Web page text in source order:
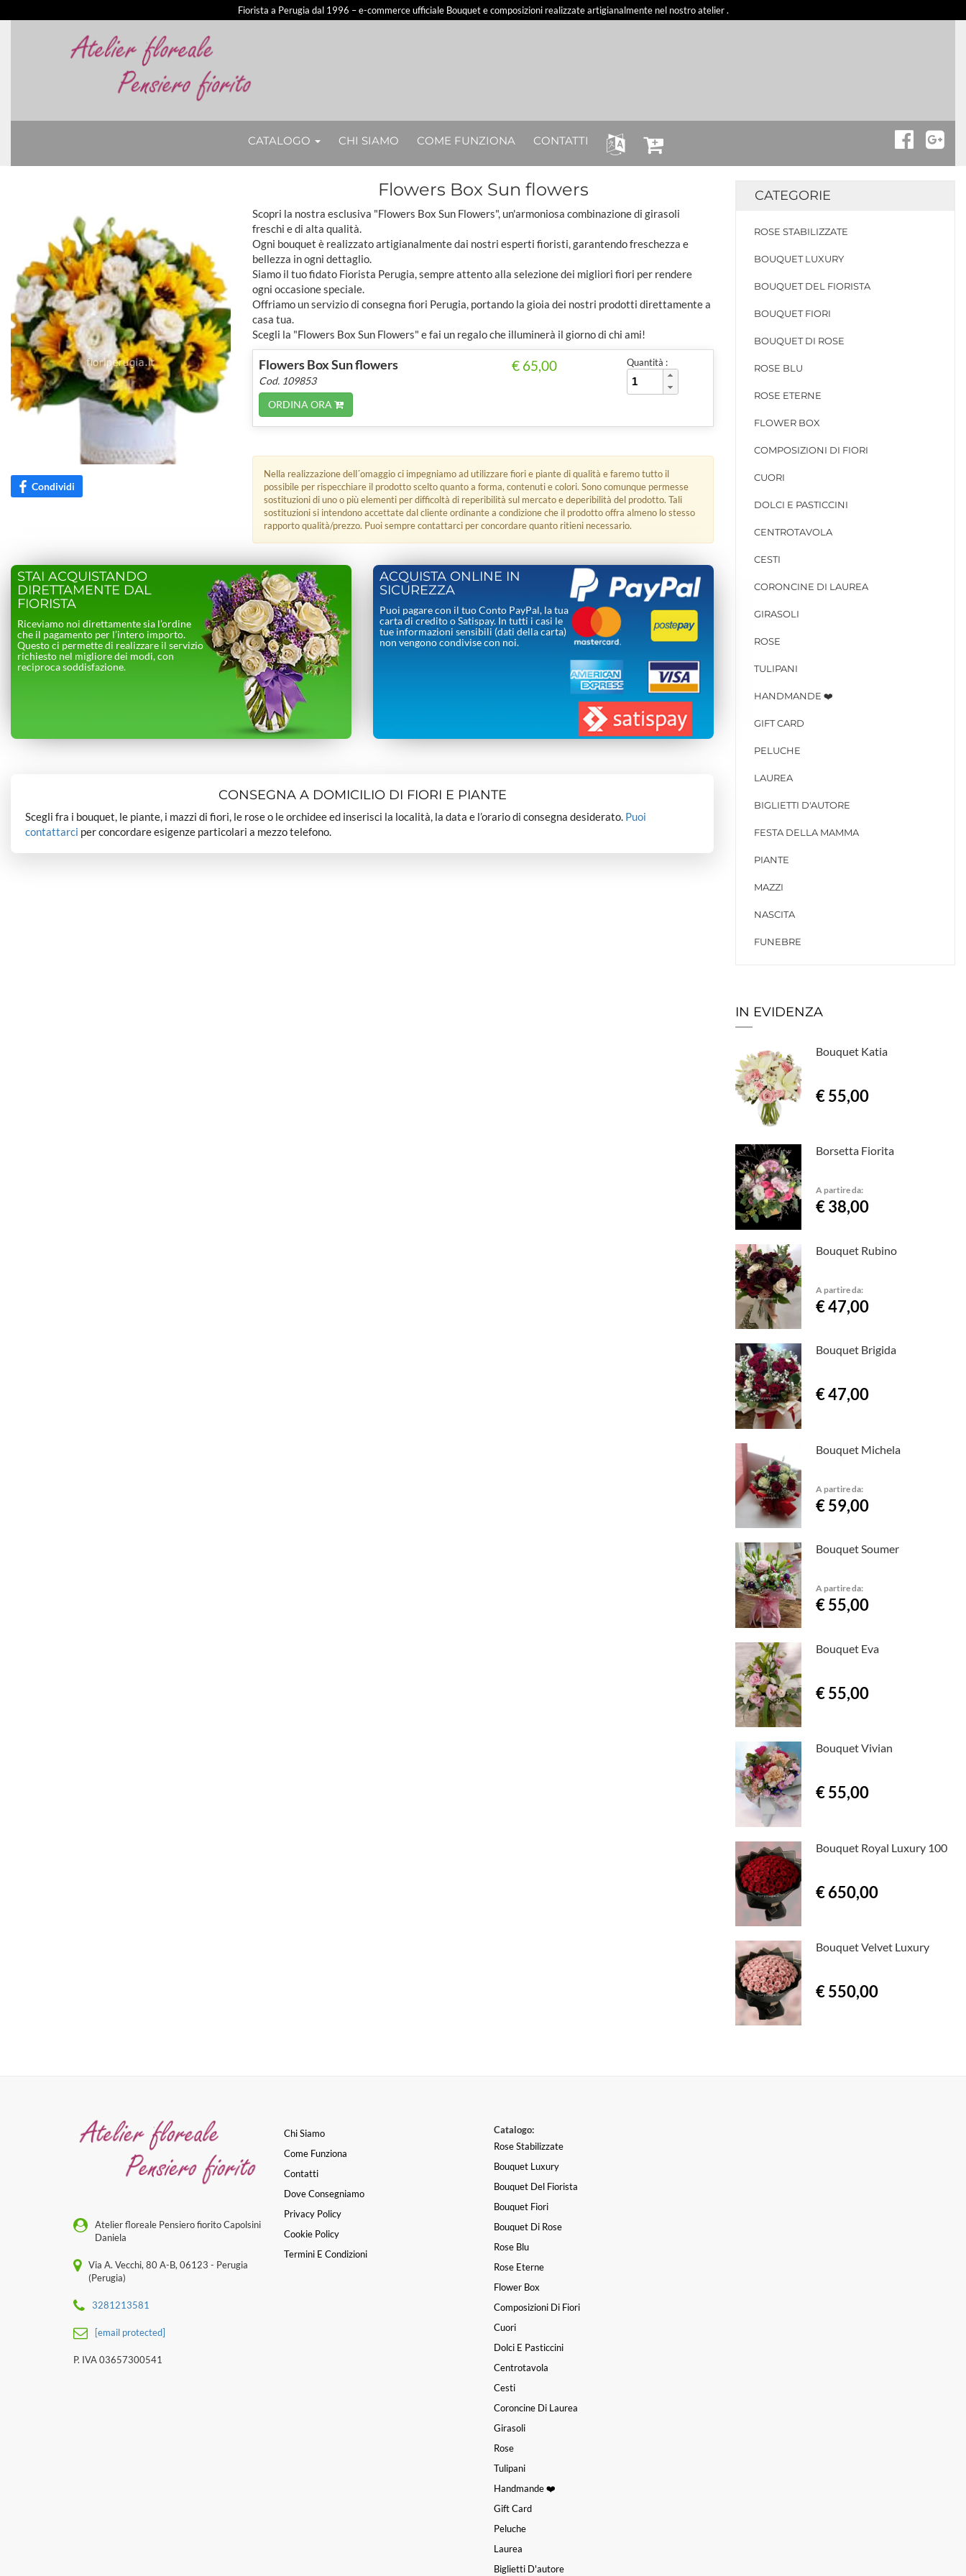
Fiorista a Perugia dal 1996 – e-commerce ufficiale Bouquet e composizioni realizzate artigianalmente nel nostro atelier .
CATALOGO CHI SIAMO COME FUNZIONA CONTATTI
Condividi
Flowers Box Sun flowers
Scopri la nostra esclusiva "Flowers Box Sun Flowers", un'armoniosa combinazione di girasoli
freschi e di alta qualità.
Ogni bouquet è realizzato artigianalmente dai nostri esperti fioristi, garantendo freschezza e
bellezza in ogni dettaglio.
Siamo il tuo fidato Fiorista Perugia, sempre attento alla selezione dei migliori fiori per rendere
ogni occasione speciale.
Offriamo un servizio di consegna fiori Perugia, portando la gioia dei nostri prodotti direttamente a
casa tua.
Scegli la "Flowers Box Sun Flowers" e fai un regalo che illuminerà il giorno di chi ami!
Flowers Box Sun flowers
Cod. 109853
ORDINA ORA
€ 65,00 Quantità :
Nella realizzazione dell´omaggio ci impegniamo ad utilizzare fiori e piante di qualità e faremo tutto il
possibile per rispecchiare il prodotto scelto quanto a forma, contenuti e colori. Sono comunque permesse
sostituzioni di uno o più elementi per difficoltà di reperibilità sul mercato e deperibilità del prodotto. Tali
sostituzioni si intendono accettate dal cliente ordinante a condizione che il prodotto offra almeno lo stesso
rapporto qualità/prezzo. Puoi sempre contattarci per concordare quanto ritieni necessario.
STAI ACQUISTANDO
DIRETTAMENTE DAL
FIORISTA
Riceviamo noi direttamente sia l’ordine
che il pagamento per l’intero importo.
Questo ci permette di realizzare il servizio
richiesto nel migliore dei modi, con
reciproca soddisfazione.
ACQUISTA ONLINE IN
SICUREZZA
Puoi pagare con il tuo Conto PayPal, la tua
carta di credito o Satispay. In tutti i casi le
tue informazioni sensibili (dati della carta)
non vengono condivise con noi.
CONSEGNA A DOMICILIO DI FIORI E PIANTE
Scegli fra i bouquet, le piante, i mazzi di fiori, le rose o le orchidee ed inserisci la località, la data e l’orario di consegna desiderato. Puoi
contattarci per concordare esigenze particolari a mezzo telefono.
CATEGORIE
ROSE STABILIZZATE
BOUQUET LUXURY
BOUQUET DEL FIORISTA
BOUQUET FIORI
BOUQUET DI ROSE
ROSE BLU
ROSE ETERNE
FLOWER BOX
COMPOSIZIONI DI FIORI
CUORI
DOLCI E PASTICCINI
CENTROTAVOLA
CESTI
CORONCINE DI LAUREA
GIRASOLI
ROSE
TULIPANI
HANDMANDE ❤️
GIFT CARD
PELUCHE
LAUREA
BIGLIETTI D'AUTORE
FESTA DELLA MAMMA
PIANTE
MAZZI
NASCITA
FUNEBRE
IN EVIDENZA
Bouquet Katia
€ 55,00
Borsetta Fiorita
A partire da:
€ 38,00
Bouquet Rubino
A partire da:
€ 47,00
Bouquet Brigida
€ 47,00
Bouquet Michela
A partire da:
€ 59,00
Bouquet Soumer
A partire da:
€ 55,00
Bouquet Eva
€ 55,00
Bouquet Vivian
€ 55,00
Bouquet Royal Luxury 100
€ 650,00
Bouquet Velvet Luxury
€ 550,00
Atelier floreale Pensiero fiorito Capolsini
Daniela
Via A. Vecchi, 80 A-B, 06123 - Perugia
(Perugia)
3281213581
[email protected]
P. IVA 03657300541
Chi Siamo
Come Funziona
Contatti
Dove Consegniamo
Privacy Policy
Cookie Policy
Termini E Condizioni
Catalogo:
Rose Stabilizzate
Bouquet Luxury
Bouquet Del Fiorista
Bouquet Fiori
Bouquet Di Rose
Rose Blu
Rose Eterne
Flower Box
Composizioni Di Fiori
Cuori
Dolci E Pasticcini
Centrotavola
Cesti
Coroncine Di Laurea
Girasoli
Rose
Tulipani
Handmande ❤️
Gift Card
Peluche
Laurea
Biglietti D'autore